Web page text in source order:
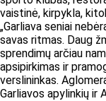
vaistinė, kirpykla,
„Garliava seniai
savas ritmas. Daug
sprendimų arčiau
apsipirkimas ir
verslininkas.
Garliavos apylinkių ir